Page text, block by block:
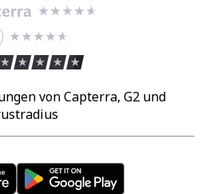
von Capterra, G2 und